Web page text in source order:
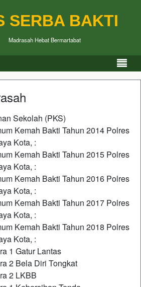
SERBA BAKTI
Madrasah Hebat Bermartabat
Sekolah (PKS)
Kemah Bakti Tahun 2014 Polres
Kota, :
Kemah Bakti Tahun 2015 Polres
Kota, :
Kemah Bakti Tahun 2016 Polres
Kota, :
Kemah Bakti Tahun 2017 Polres
Kota, :
Kemah Bakti Tahun 2018 Polres
Kota, :
1 Gatur Lantas
2 Bela Diri Tongkat
2 LKBB